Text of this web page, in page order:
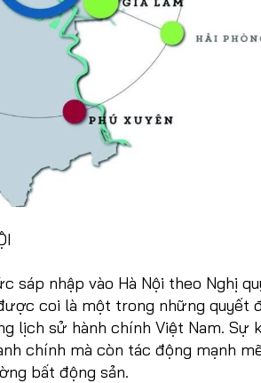
sáp nhập vào Hà Nội theo Nghị
coi là một trong những quyết
lịch sử hành chính Việt Nam. Sự
chính mà còn tác động mạnh
bất động sản.